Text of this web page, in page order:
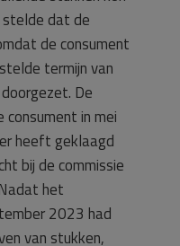
stelde dat de
de consument
termijn van
De
in mei
heeft geklaagd
bij de commissie
het
2023 had
van stukken,